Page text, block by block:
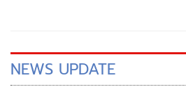
NEWS UPDATE